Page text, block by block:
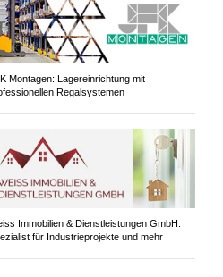
Montagen: Lagereinrichtung mit
Regalsystemen